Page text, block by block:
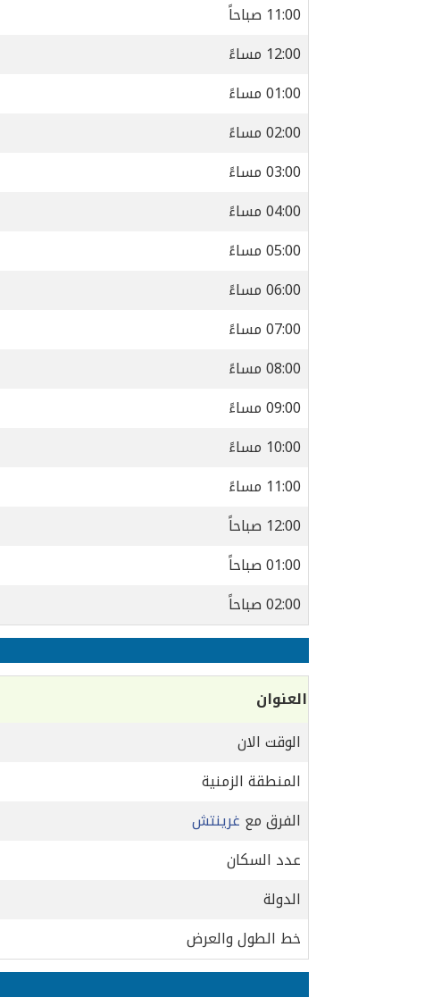
11:00 صباحاً
12:00 مساءً
01:00 مساءً
02:00 مساءً
03:00 مساءً
04:00 مساءً
05:00 مساءً
06:00 مساءً
07:00 مساءً
08:00 مساءً
09:00 مساءً
10:00 مساءً
11:00 مساءً
12:00 صباحاً
01:00 صباحاً
02:00 صباحاً
العنوان
الوقت الان
المنطقة الزمنية
الفرق مع غرينتش
عدد السكان
الدولة
خط الطول والعرض